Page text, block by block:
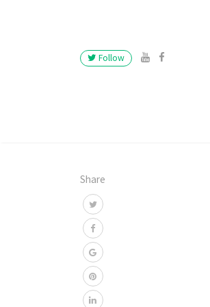
Follow
Share